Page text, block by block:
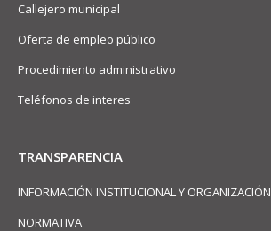
Callejero municipal
Oferta de empleo público
Procedimiento administrativo
Teléfonos de interes
TRANSPARENCIA
INFORMACIÓN INSTITUCIONAL Y ORGANIZACIÓN
NORMATIVA